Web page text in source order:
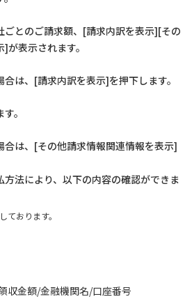
ごとのご請求額、[請求内訳を表示][その
が表示されます。
は、[請求内訳を表示]を押下します。
。
合は、[その他請求情報関連情報を表示]
法により、以下の内容の確認ができま
ております。
収金額/金融機関名/口座番号